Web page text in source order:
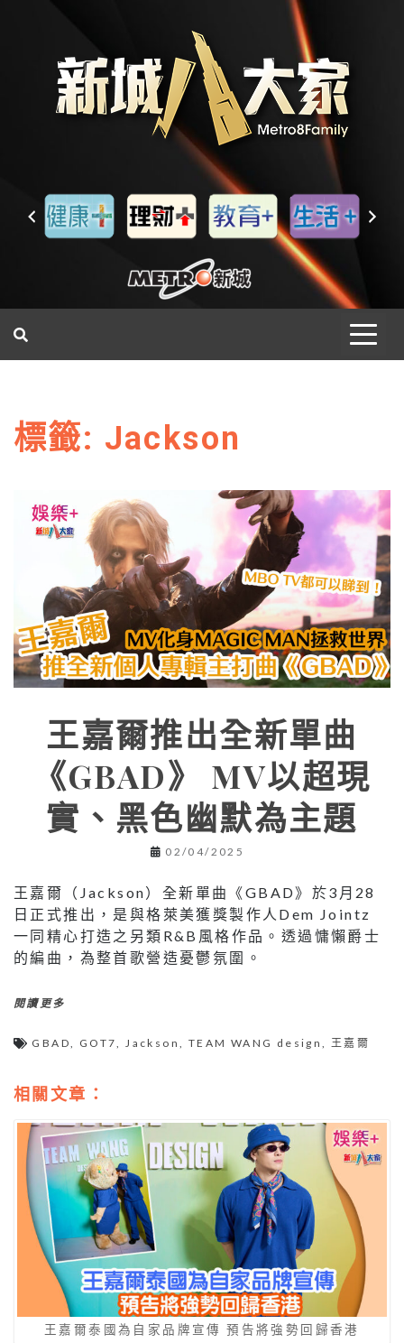
標籤: Jackson
王嘉爾推出全新單曲
《GBAD》 MV以超現
實、黑色幽默為主題
02/04/2025
王嘉爾（Jackson）全新單曲《GBAD》於3月28
日正式推出，是與格萊美獲獎製作人Dem Jointz
一同精心打造之另類R&B風格作品。透過慵懶爵士
的編曲，為整首歌營造憂鬱氛圍。
閱讀更多
GBAD, GOT7,Jackson, TEAM WANG design,王嘉爾
相關文章：
王嘉爾泰國為自家品牌宣傳 預告將強勢回歸香港